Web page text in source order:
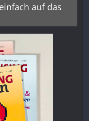
auf das